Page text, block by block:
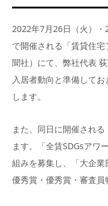
2022年7月26日（火）・
で開催される「賃貸住
聞社）にて、弊社代表
入居者動向と準備して
します。
また、同日に開催され
ます。「全賃SDGsアワ
組みを募集し、「大企
優秀賞・優秀賞・審査員